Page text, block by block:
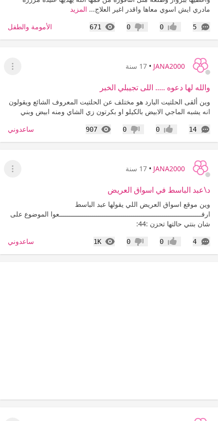
مادري ايش اسوي معاها واقدر اغير العلاج... المزيد
5
التعليقات إعجاب0 عدم إعجاب
0
671
المشاهدات الأمومة والطفل
JANA2000
• 17 سنة
عرض
والله لها دعوه ..... اللى تجيبلي الخبر
وين ألقى الحلتيت البارد هو مختلف عن الحلتيت المعروف الشائع ويقولون
انه يشبه الماجي الابيض بالكيلو او بكرتون زي الشاي ومنه ابيض وبني
14
التعليقات إعجاب0 عدم إعجاب
0
907
المشاهدات ساعدوني
JANA2000
• 17 سنة
عرض
د\عبد الباسط في اسواق العريض
وين موقع اسواق العريض اللي يقولها عبد الباسط
ارفـــــــــــــــــــــــــــــــــــــــــــــــــــــــــــــــــــــــــعوا الموضوع على
شان بنتي حالتها تحزن :44:
4
التعليقات إعجاب0 عدم إعجاب
0
1K
المشاهدات ساعدوني